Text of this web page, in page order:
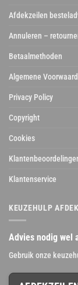
Afdekzeilen
Annuleren –
Betaalmethoden
Algemene
Privacy Policy
Copyright
Cookies
Klantenservice
KEUZEHULP
Advies nodig wel
Gebruik onze